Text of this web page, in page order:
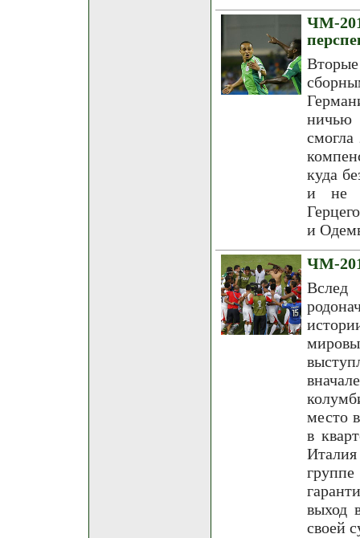
ЧМ-
ничью
куда
и не
и
ЧМ-
Вслед
место
в
выход
своей